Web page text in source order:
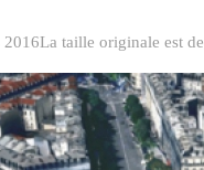
2016La taille originale est de